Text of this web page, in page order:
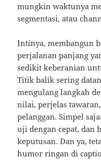
mungkin waktunya
segmentasi, atau
Intinya, membangun
perjalanan panjang
sedikit keberanian
Titik balik sering
mengulang langkah
nilai, perjelas
pelanggan. Simpel
uji dengan cepat, dan
keputusan. Dan ya,
humor ringan di